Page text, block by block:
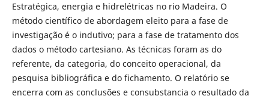
Estratégica, energia e hidrelétricas no rio Madeira. O
método científico de abordagem eleito para a fase de
investigação é o indutivo; para a fase de tratamento dos
dados o método cartesiano. As técnicas foram as do
referente, da categoria, do conceito operacional, da
pesquisa bibliográfica e do fichamento. O relatório se
encerra com as conclusões e consubstancia o resultado da